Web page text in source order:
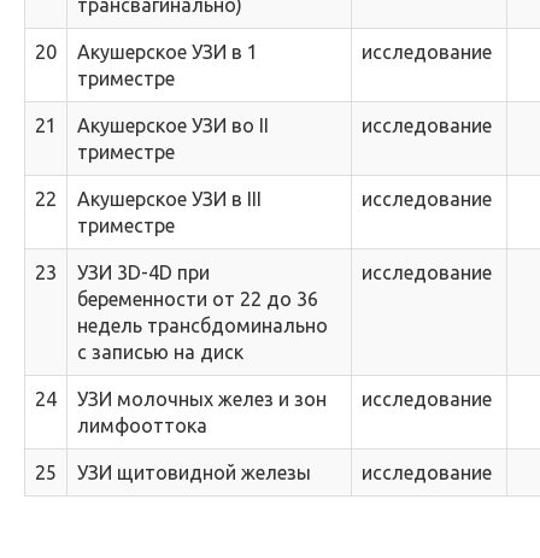
трансвагинально)
20
Акушерское УЗИ в 1
триместре
исследование
21
Акушерское УЗИ во II
триместре
исследование
22
Акушерское УЗИ в III
триместре
исследование
23
УЗИ 3D-4D при
беременности от 22 до 36
недель трансбдоминально
с записью на диск
исследование
24
УЗИ молочных желез и зон
лимфооттока
исследование
25 УЗИ щитовидной железы исследование